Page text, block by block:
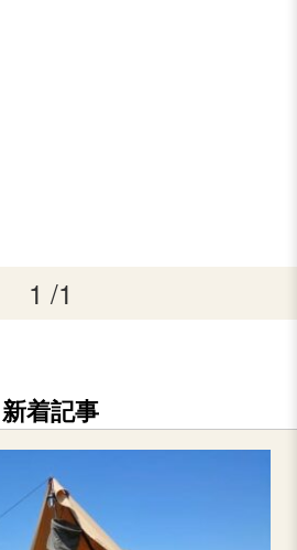
1 /1
新着記事